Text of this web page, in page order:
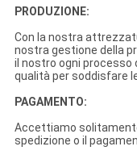
PRODUZIONE:
Con la nostra
nostra gestione della
il nostro ogni processo
qualità per soddisfare
PAGAMENTO:
Accettiamo
spedizione o il